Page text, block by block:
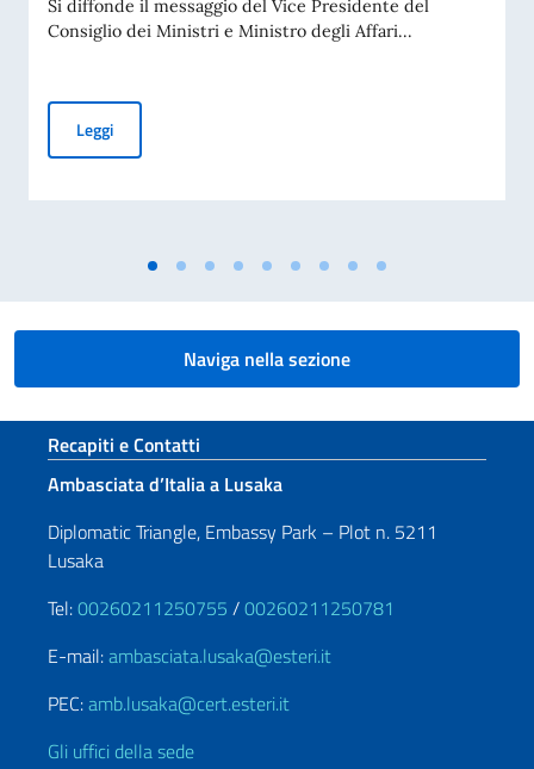
Si diffonde il messaggio del Vice Presidente del
Consiglio dei Ministri e Ministro degli Affari...
LeggiGiornata Nazionale del Sacrificio del Lavoro Italiano nel
Naviga nella sezione
Sezione footer
Recapiti e Contatti
Ambasciata d’Italia a Lusaka
Diplomatic Triangle, Embassy Park – Plot n. 5211
Lusaka
Tel:00260211250755 /00260211250781
E-mail:ambasciata.lusaka@esteri.it
PEC:amb.lusaka@cert.esteri.it
Gli uffici della sede